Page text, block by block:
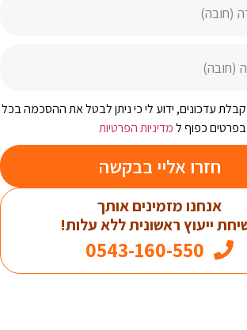
עדכונים, ידוע לי כי ניתן לבטל את ההסכמה בכל
כפוף למדיניות הפרטיות
חזרו אליי בבקשה
אנחנו מזמינים אותך
ייעוץ ראשונית ללא עלות!
0543-160-550